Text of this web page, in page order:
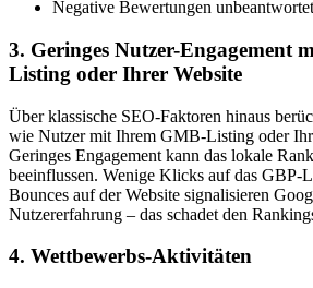
Negative Bewertungen
3. Geringes Nutzer-Engagement
Listing oder Ihrer Website
Über klassische SEO-Faktoren hinaus
wie Nutzer mit Ihrem GMB-Listing oder
Geringes Engagement kann das lokale
beeinflussen. Wenige Klicks auf das GBP-
Bounces auf der Website signalisieren
Nutzererfahrung – das schadet den
4. Wettbewerbs-Aktivitäten